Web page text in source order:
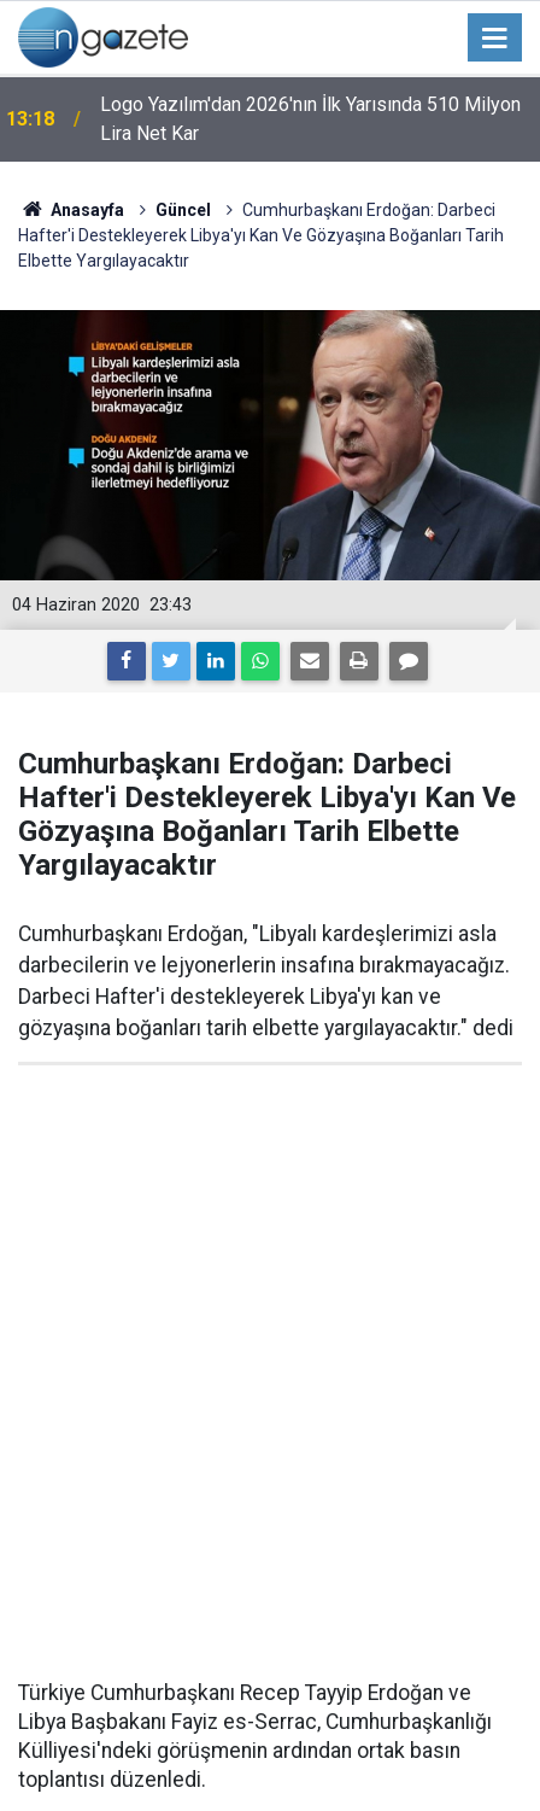
13:18
Logo Yazılım'dan 2026'nın İlk Yarısında 510 Milyon
Lira Net Kar
Anasayfa Güncel
Cumhurbaşkanı Erdoğan: Darbeci
Hafter'i Destekleyerek Libya'yı Kan Ve Gözyaşına Boğanları Tarih
Elbette Yargılayacaktır
23:43
04 Haziran 2020
Cumhurbaşkanı Erdoğan: Darbeci
Hafter'i Destekleyerek Libya'yı Kan Ve
Gözyaşına Boğanları Tarih Elbette
Yargılayacaktır
Cumhurbaşkanı Erdoğan, "Libyalı kardeşlerimizi asla
darbecilerin ve lejyonerlerin insafına bırakmayacağız.
Darbeci Hafter'i destekleyerek Libya'yı kan ve
gözyaşına boğanları tarih elbette yargılayacaktır." dedi
Türkiye Cumhurbaşkanı Recep Tayyip Erdoğan ve
Libya Başbakanı Fayiz es-Serrac, Cumhurbaşkanlığı
Külliyesi'ndeki görüşmenin ardından ortak basın
toplantısı düzenledi.